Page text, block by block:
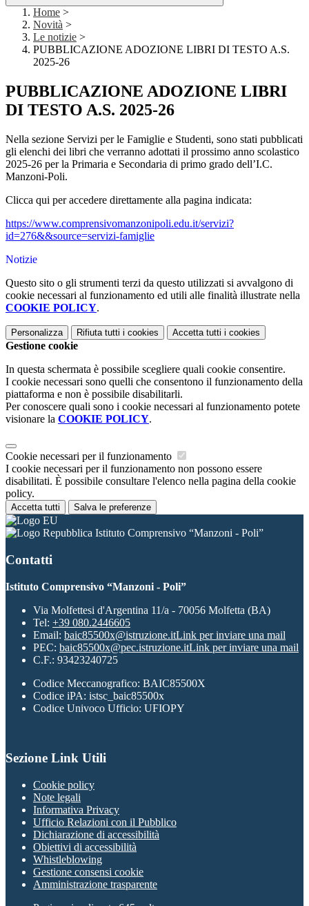
Home >
Novità >
Le notizie >
PUBBLICAZIONE ADOZIONE LIBRI DI TESTO A.S.
2025-26
PUBBLICAZIONE ADOZIONE LIBRI
DI TESTO A.S. 2025-26
Nella sezione Servizi per le Famiglie e Studenti, sono stati pubblicati
gli elenchi dei libri che verranno adottati il prossimo anno scolastico
2025-26 per la Primaria e Secondaria di primo grado dell’I.C.
Manzoni-Poli.
Clicca qui per accedere direttamente alla pagina indicata:
https://www.comprensivomanzonipoli.edu.it/servizi?
id=276&&source=servizi-famiglie
Notizie
Questo sito o gli strumenti terzi da questo utilizzati si avvalgono di
cookie necessari al funzionamento ed utili alle finalità illustrate nella
COOKIE POLICY.
Personalizza Rifiuta tutti i cookies Accetta tutti i cookies
Gestione cookie
In questa schermata è possibile scegliere quali cookie consentire.
I cookie necessari sono quelli che consentono il funzionamento della
piattaforma e non è possibile disabilitarli.
Per conoscere quali sono i cookie necessari al funzionamento potete
visionare la COOKIE POLICY.
Cookie necessari per il funzionamento
I cookie necessari per il funzionamento non possono essere
disabilitati. È possibile consultare l'elenco nella pagina della cookie
policy.
Accetta tutti Salva le preferenze
Istituto Comprensivo “Manzoni - Poli”
Contatti
Istituto Comprensivo “Manzoni - Poli”
Via Molfettesi d'Argentina 11/a - 70056 Molfetta (BA)
Tel: +39 080.2446605
Email: baic85500x@istruzione.itLink per inviare una mail
PEC: baic85500x@pec.istruzione.itLink per inviare una mail
C.F.: 93423240725
Codice Meccanografico: BAIC85500X
Codice iPA: istsc_baic85500x
Codice Univoco Ufficio: UFIOPY
Sezione Link Utili
Cookie policy
Note legali
Informativa Privacy
Ufficio Relazioni con il Pubblico
Dichiarazione di accessibilità
Obiettivi di accessibilità
Whistleblowing
Gestione consensi cookie
Amministrazione trasparente